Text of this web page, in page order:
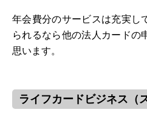
年会費分のサービスは充実し
られるなら他の法人カードの
思います。
ライフカードビジネス（